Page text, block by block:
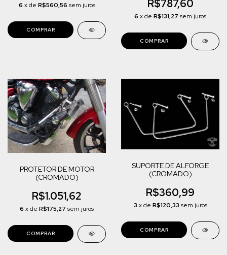
6 x de R$560,56 sem juros
COMPRAR
R$787,60
6 x de R$131,27 sem juros
PROTETOR DE MOTOR
(CROMADO)
R$1.051,62
6 x de R$175,27 sem juros
SUPORTE DE ALFORGE
(CROMADO)
R$360,99
3 x de R$120,33 sem juros